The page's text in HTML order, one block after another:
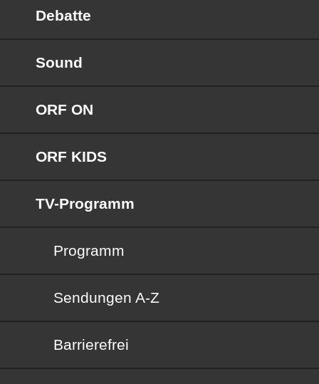
Debatte
Sound
ORF ON
ORF KIDS
TV-Programm
Programm
Sendungen von A bis Z
Sendungen A-Z
Barrierefrei
Barrierefrei